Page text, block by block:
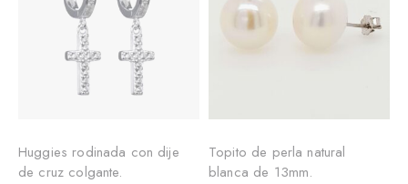
Huggies rodinada con dije
de cruz colgante.
Topito de perla natural
blanca de 13mm.